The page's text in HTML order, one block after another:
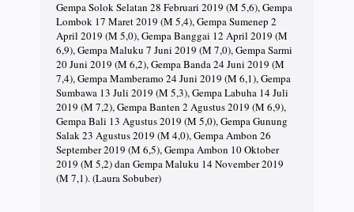
Gempa Solok Selatan 28 Februari 2019 (M 5,6), Gempa
Lombok 17 Maret 2019 (M 5,4), Gempa Sumenep 2
April 2019 (M 5,0), Gempa Banggai 12 April 2019 (M
6,9), Gempa Maluku 7 Juni 2019 (M 7,0), Gempa Sarmi
20 Juni 2019 (M 6,2), Gempa Banda 24 Juni 2019 (M
7,4), Gempa Mamberamo 24 Juni 2019 (M 6,1), Gempa
Sumbawa 13 Juli 2019 (M 5,3), Gempa Labuha 14 Juli
2019 (M 7,2), Gempa Banten 2 Agustus 2019 (M 6,9),
Gempa Bali 13 Agustus 2019 (M 5,0), Gempa Gunung
Salak 23 Agustus 2019 (M 4,0), Gempa Ambon 26
September 2019 (M 6,5), Gempa Ambon 10 Oktober
2019 (M 5,2) dan Gempa Maluku 14 November 2019
(M 7,1). (Laura Sobuber)